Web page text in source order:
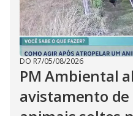
DO R7/05/08/2026
PM Ambiental
avistamento de